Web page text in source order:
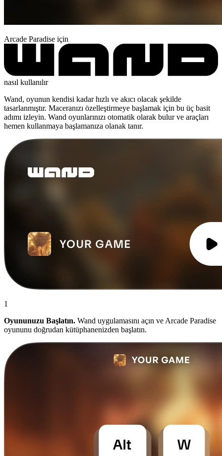
Arcade Paradise için
nasıl kullanılır
Wand, oyunun kendisi kadar hızlı ve akıcı olacak şekilde
tasarlanmıştır. Maceranızı özelleştirmeye başlamak için bu üç basit
adımı izleyin. Wand oyunlarınızı otomatik olarak bulur ve araçları
hemen kullanmaya başlamanıza olanak tanır.
1
Oyununuzu Başlatın. Wand uygulamasını açın ve Arcade Paradise
oyununu doğrudan kütüphanenizden başlatın.